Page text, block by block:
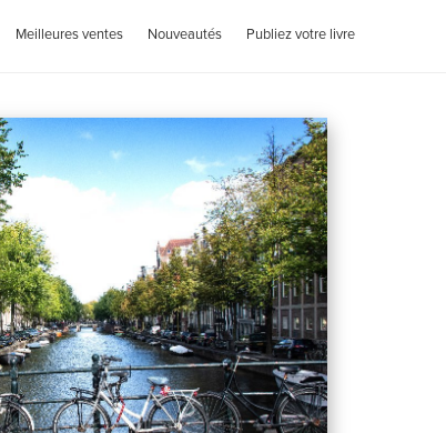
Meilleures ventes Nouveautés Publiez votre livre